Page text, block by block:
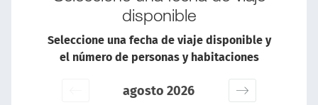
disponible
Seleccione una fecha de viaje disponible y
el número de personas y habitaciones
agosto 2026